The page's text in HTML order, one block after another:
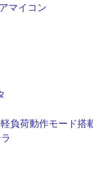
マイコン
負荷動作モード搭